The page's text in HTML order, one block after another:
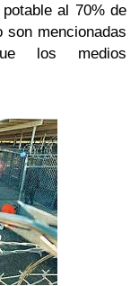
al 70% de
son mencionadas
los medios